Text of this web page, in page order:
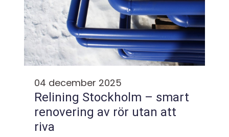
04 december 2025
Relining Stockholm – smart
renovering av rör utan att
riva